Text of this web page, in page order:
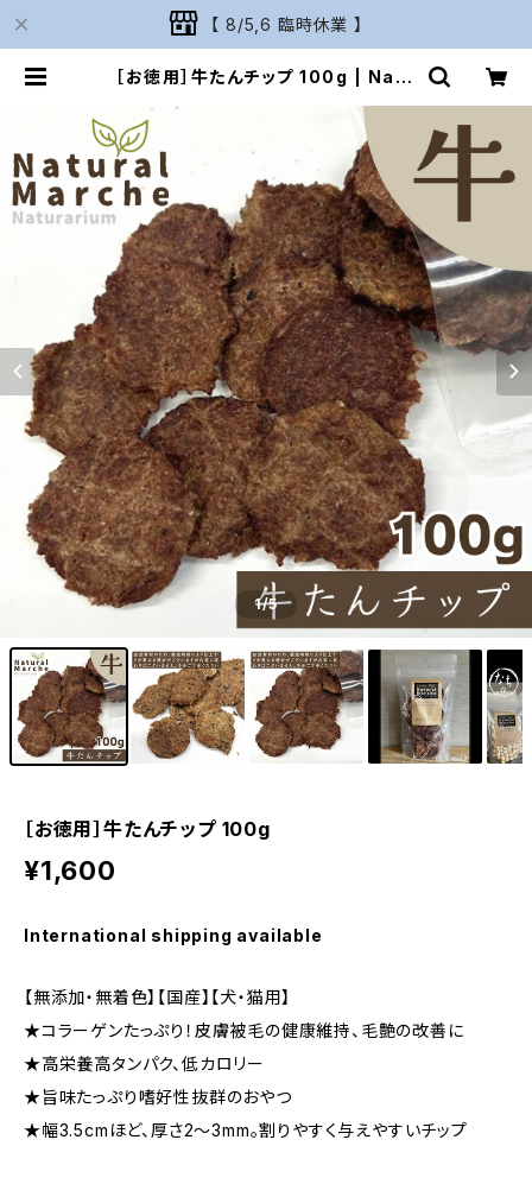
【 8/5,6 臨時休業 】
［お徳用］牛たんチップ 100g | Natu
1/5
［お徳用］牛たんチップ 100g
¥1,600
International shipping available
【無添加・無着色】【国産】【犬・猫用】
★コラーゲンたっぷり！皮膚被毛の健康維持、毛艶の改善に
★高栄養高タンパク、低カロリー
★旨味たっぷり嗜好性抜群のおやつ
★幅3.5cmほど、厚さ2〜3mm。割りやすく与えやすいチップ